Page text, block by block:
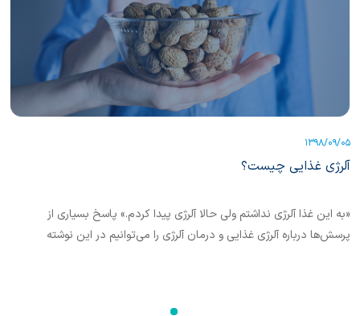
1398/09/05
آلرژی غذایی چیست؟
«به این غذا آلرژی نداشتم ولی حالا آلرژی پیدا کردم.» پاسخ بسیاری از
پرسش‌ها درباره آلرژی غذایی و درمان آلرژی را می‌توانیم در این نوشته